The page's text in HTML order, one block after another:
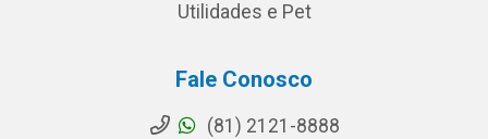
Utilidades e Pet
Fale Conosco
(81) 2121-8888